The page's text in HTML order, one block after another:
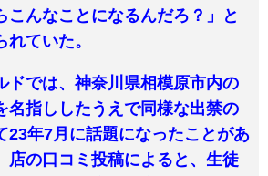
こんなことになるんだろ？」と
れていた。
ドでは、神奈川県相模原市内の
名指ししたうえで同様な出禁の
23年7月に話題になったことがあ
店の口コミ投稿によると、生徒